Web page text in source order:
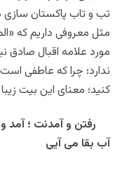
تب و تاب پاکستان سازی
مثل معروفی داریم که
مورد علامه اقبال صادق
ندارد؛ چرا که عاطفی
کنید؛ معنای این بیت
رفتن و آمدنت ؛
آب بقا می آیی